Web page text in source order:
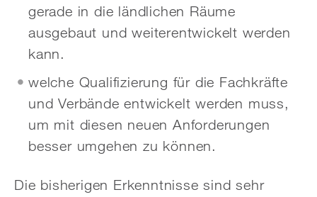
gerade in die ländlichen Räume
ausgebaut und weiterentwickelt werden
kann.
welche Qualifizierung für die Fachkräfte
und Verbände entwickelt werden muss,
um mit diesen neuen Anforderungen
besser umgehen zu können.
Die bisherigen Erkenntnisse sind sehr